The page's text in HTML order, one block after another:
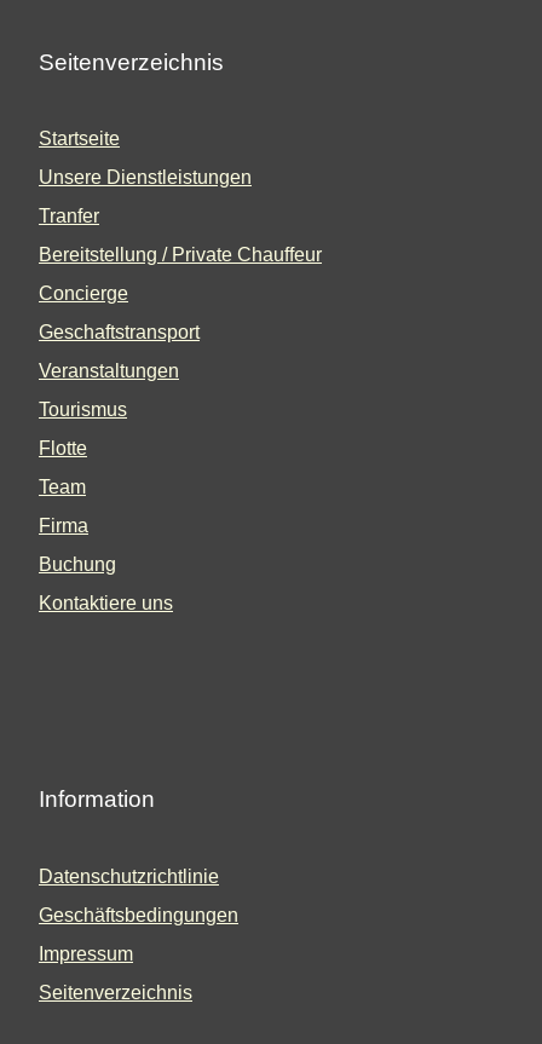
Seitenverzeichnis
Startseite
Unsere Dienstleistungen
Tranfer
Bereitstellung / Private Chauffeur
Concierge
Geschaftstransport
Veranstaltungen
Tourismus
Flotte
Team
Firma
Buchung
Kontaktiere uns
Information
Datenschutzrichtlinie
Geschäftsbedingungen
Impressum
Seitenverzeichnis